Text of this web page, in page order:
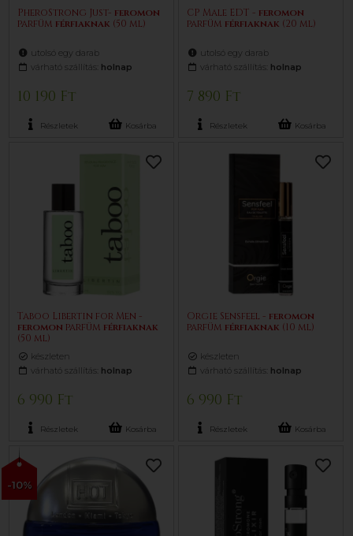
PheroStrong Just- feromon
parfüm férfiaknak (50 ml)
utolsó egy darab
várható szállítás: holnap
10 190 Ft
Részletek Kosárba
CP Male EDT - feromon
parfüm férfiaknak (20 ml)
utolsó egy darab
várható szállítás: holnap
7 890 Ft
Részletek Kosárba
Taboo Libertin for Men -
feromon parfüm férfiaknak
(50 ml)
készleten
várható szállítás: holnap
6 990 Ft
Részletek Kosárba
Orgie Sensfeel - feromon
parfüm férfiaknak (10 ml)
készleten
várható szállítás: holnap
6 990 Ft
Részletek Kosárba
-10%